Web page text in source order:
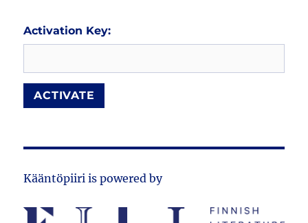
Activation Key:
Kääntöpiiri is powered by